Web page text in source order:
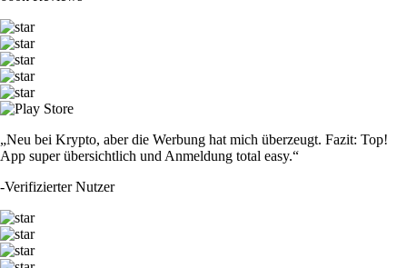
„Neu bei Krypto, aber die Werbung hat mich überzeugt. Fazit: Top!
App super übersichtlich und Anmeldung total easy.“
-Verifizierter Nutzer